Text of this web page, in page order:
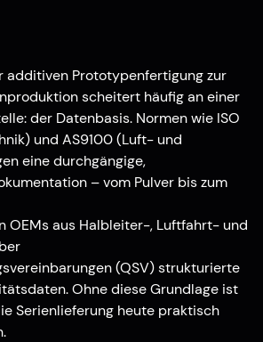
additiven Prototypenfertigung zur
scheitert häufig an einer
der Datenbasis. Normen wie ISO
und AS9100 (Luft- und
eine durchgängige,
– vom Pulver bis zum
OEMs aus Halbleiter-, Luftfahrt- und
(QSV) strukturierte
Ohne diese Grundlage ist
Serienlieferung heute praktisch